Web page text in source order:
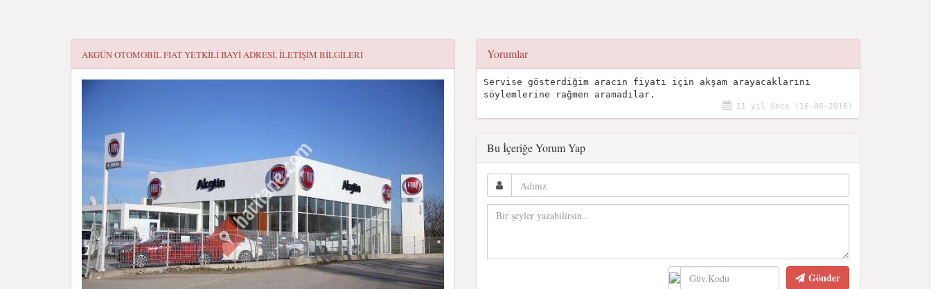
AKGÜN OTOMOBIL FIAT YETKILI BAYIADRESI, ILETIŞIM BILGILERI Yorumlar
Servise gösterdiğim aracın fiyatı için akşam arayacaklarını
söylemlerine rağmen aramadılar.
11 yıl önce (16-08-2016)
Bu İçeriğe Yorum Yap
Gönder